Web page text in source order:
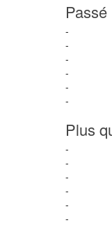
Passé
-
-
-
-
-
-
Plus
-
-
-
-
-
-